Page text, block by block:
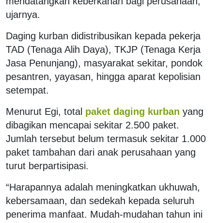
ujarnya.
Daging kurban didistribusikan kepada pekerja
TAD (Tenaga Alih Daya), TKJP (Tenaga Kerja
Jasa Penunjang), masyarakat sekitar, pondok
pesantren, yayasan, hingga aparat kepolisian
setempat.
Menurut Egi, total paket daging kurban yang
dibagikan mencapai sekitar 2.500 paket.
Jumlah tersebut belum termasuk sekitar 1.000
paket tambahan dari anak perusahaan yang
turut berpartisipasi.
“Harapannya adalah meningkatkan ukhuwah,
kebersamaan, dan sedekah kepada seluruh
penerima manfaat. Mudah-mudahan tahun ini